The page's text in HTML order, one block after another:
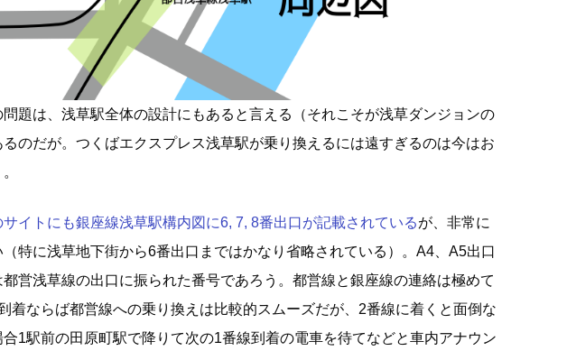
題は、浅草駅全体の設計にもあると言える（それこそが浅草ダンジョンの
のだが。つくばエクスプレス浅草駅が乗り換えるには遠すぎるのは今はお
イトにも銀座線浅草駅構内図に6, 7, 8番出口が記載されているが、非常に
特に浅草地下街から6番出口まではかなり省略されている）。A4、A5出口
営浅草線の出口に振られた番号であろう。都営線と銀座線の連絡は極めて
着ならば都営線への乗り換えは比較的スムーズだが、2番線に着くと面倒な
1駅前の田原町駅で降りて次の1番線到着の電車を待てなどと車内アナウン